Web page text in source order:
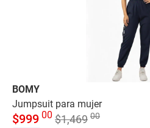
BOMY
Jumpsuit para mujer
$999 00 $1,469 00